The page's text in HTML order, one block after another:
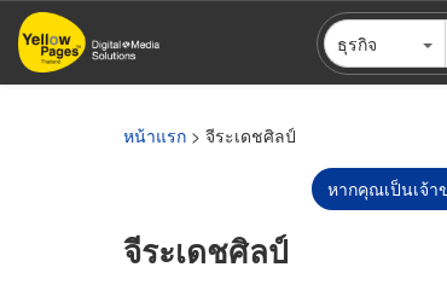
ข้าม
ไป
ธุรกิจ
หน้าแรก > จีระเดชศิลป์
หากคุณเป็นเจ้า
จีระเดชศิลป์